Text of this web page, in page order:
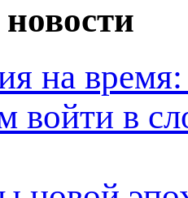
на время:
войти в